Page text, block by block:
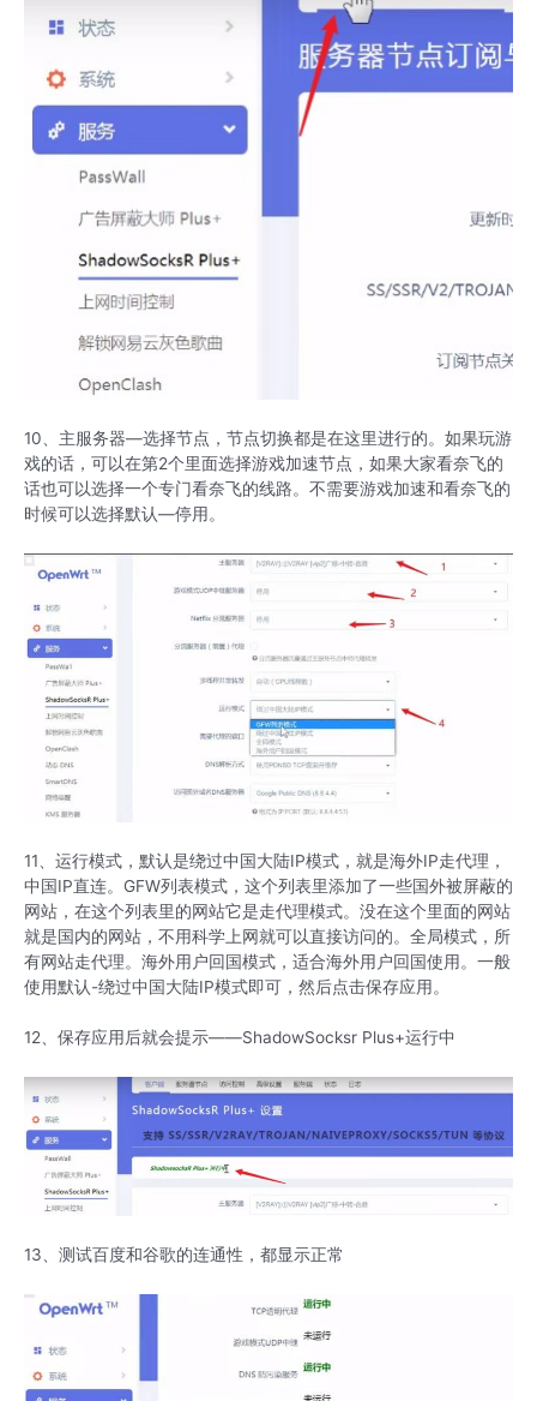
10、主服务器—选择节点，节点切换都是在这里进行的。如果玩游
戏的话，可以在第2个里面选择游戏加速节点，如果大家看奈飞的
话也可以选择一个专门看奈飞的线路。不需要游戏加速和看奈飞的
时候可以选择默认—停用。
11、运行模式，默认是绕过中国大陆IP模式，就是海外IP走代理，
中国IP直连。GFW列表模式，这个列表里添加了一些国外被屏蔽的
网站，在这个列表里的网站它是走代理模式。没在这个里面的网站
就是国内的网站，不用科学上网就可以直接访问的。全局模式，所
有网站走代理。海外用户回国模式，适合海外用户回国使用。一般
使用默认-绕过中国大陆IP模式即可，然后点击保存应用。
12、保存应用后就会提示——ShadowSocksr Plus+运行中
13、测试百度和谷歌的连通性，都显示正常